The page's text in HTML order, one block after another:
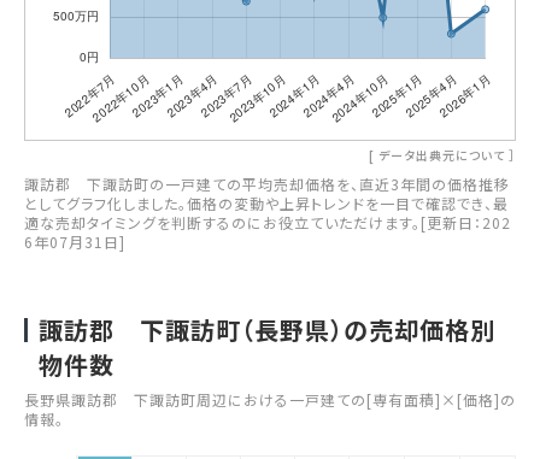
[ データ出典元について ］
諏訪郡 下諏訪町の一戸建ての平均売却価格を、直近3年間の価格推移
としてグラフ化しました。価格の変動や上昇トレンドを一目で確認でき、最
適な売却タイミングを判断するのにお役立ていただけます。[更新日：202
6年07月31日]
諏訪郡 下諏訪町（長野県）の売却価格別
物件数
長野県諏訪郡 下諏訪町周辺における一戸建ての[専有面積]×[価格]の
情報。